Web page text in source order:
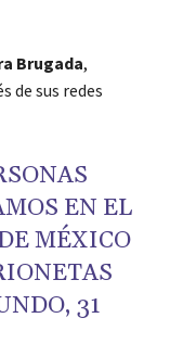
Brugada,
de sus redes
EN EL
MÉXICO
31